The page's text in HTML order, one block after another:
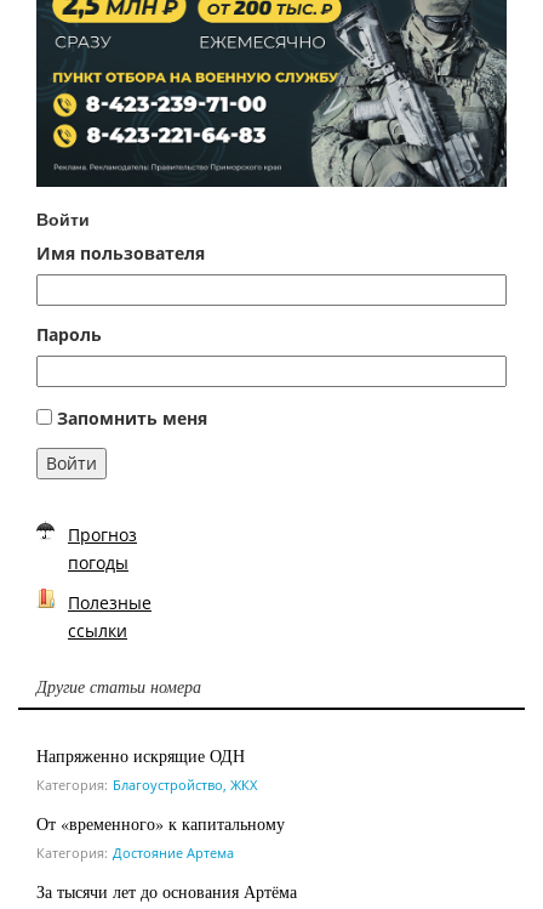
Войти
Имя пользователя
Пароль
Запомнить меня
Войти
Прогноз
погоды
Полезные
ссылки
Другие статьи номера
Напряженно искрящие ОДН
Категория: Благоустройство, ЖКХ
От «временного» к капитальному
Категория: Достояние Артема
За тысячи лет до основания Артёма